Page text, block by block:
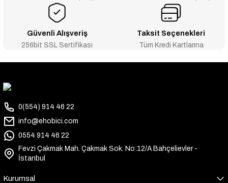
Güvenli Alışveriş
256bit SSL Sertifikası
Taksit Seçenekleri
Tüm Kredi Kartlarına
0(554) 914 46 22
info@ehobici.com
0554 914 46 22
Fevzi Çakmak Mah. Çakmak Sok. No:12/A Bahçelievler -
İstanbul
Kurumsal